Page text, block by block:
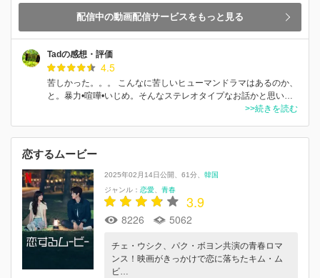
配信中の動画配信サービスをもっと見る
Tadの感想・評価
4.5
苦しかった。。。 こんなに苦しいヒューマンドラマはあるのか、
と。暴力•喧嘩•いじめ。そんなステレオタイプなお話かと思い…
>>続きを読む
恋するムービー
2025年02月14日公開 61分
韓国
ジャンル： 恋愛 青春
3.9
8226 5062
チェ・ウシク、パク・ボヨン共演の青春ロマ
ンス！映画がきっかけで恋に落ちたキム・ム
ビ…